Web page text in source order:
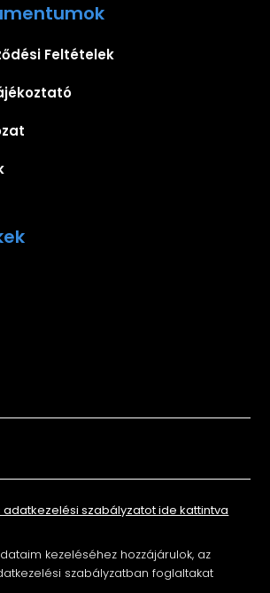
Feltételek
szabályzatot ide kattintva
kezeléséhez hozzájárulok, az
szabályzatban foglaltakat